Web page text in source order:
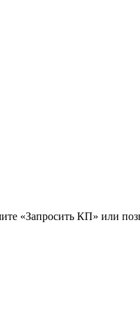
«Запросить КП» или